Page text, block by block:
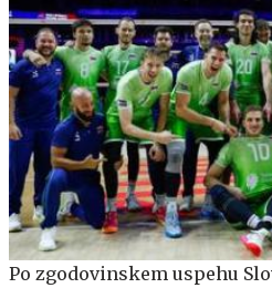
Po zgodovinskem uspehu